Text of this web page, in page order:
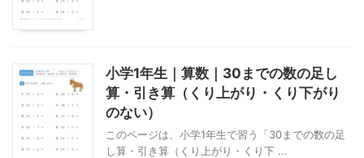
小学1年生｜算数｜30までの数の足し
算・引き算（くり上がり・くり下がり
のない）
このページは、小学1年生で習う「30までの数の足
し算・引き算（くり上がり・くり下 ...